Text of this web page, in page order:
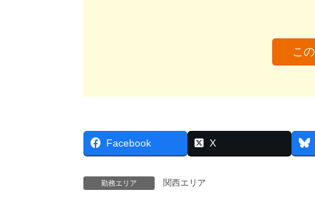
Facebook X
勤務エリア 関西エリア